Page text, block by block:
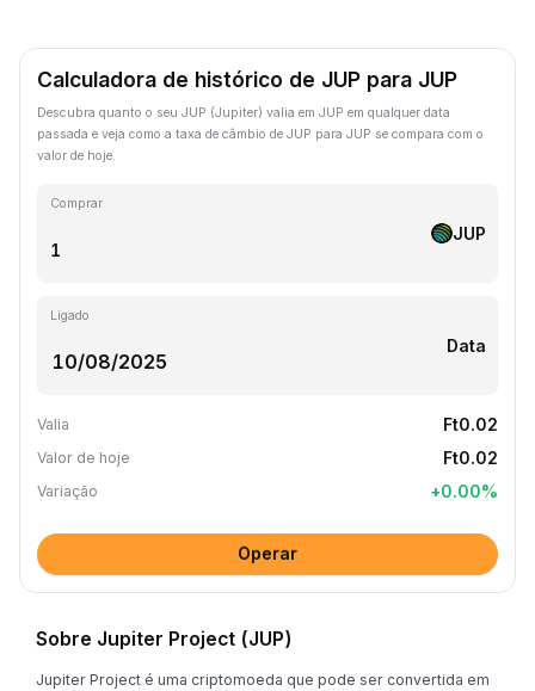
Calculadora de histórico de JUP para JUP
Descubra quanto o seu JUP (Jupiter) valia em JUP em qualquer data
passada e veja como a taxa de câmbio de JUP para JUP se compara com o
valor de hoje.
Comprar
JUP
Ligado
Data
Valia Ft0.02
Valor de hoje Ft0.02
Variação +0.00%
Operar
Sobre Jupiter Project (JUP)
Jupiter Project é uma criptomoeda que pode ser convertida em